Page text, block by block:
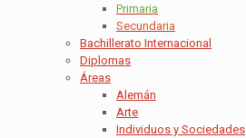
Primaria
Secundaria
Bachillerato Internacional
Diplomas
Áreas
Alemán
Arte
Individuos y Sociedades